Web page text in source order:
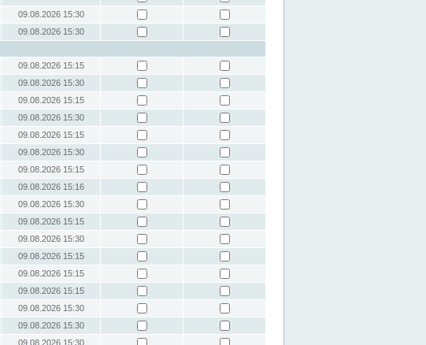
09.08.2026 15:30
09.08.2026 15:30
09.08.2026 15:15
09.08.2026 15:30
09.08.2026 15:15
09.08.2026 15:30
09.08.2026 15:15
09.08.2026 15:30
09.08.2026 15:15
09.08.2026 15:16
09.08.2026 15:30
09.08.2026 15:15
09.08.2026 15:30
09.08.2026 15:15
09.08.2026 15:15
09.08.2026 15:15
09.08.2026 15:30
09.08.2026 15:30
09.08.2026 15:30